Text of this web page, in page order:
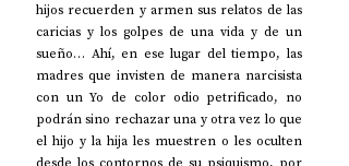
hijos recuerden y armen sus relatos de las
caricias y los golpes de una vida y de un
sueño… Ahí, en ese lugar del tiempo, las
madres que invisten de manera narcisista
con un Yo de color odio petrificado, no
podrán sino rechazar una y otra vez lo que
el hijo y la hija les muestren o les oculten